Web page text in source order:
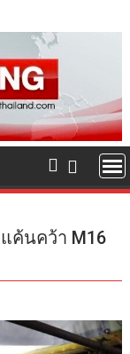
ค้นคว้า M16